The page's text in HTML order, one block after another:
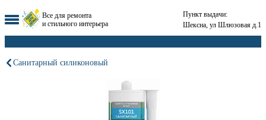
Все для ремонта
и стильного интерьера
Пункт выдачи:
Шексна, ул Шлюзовая д.1
Санитарный силиконовый